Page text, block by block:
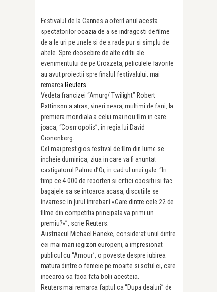
Festivalul de la Cannes a oferit anul acesta
spectatorilor ocazia de a se indragosti de filme,
de a le uri pe unele si de a rade pur si simplu de
altele. Spre deosebire de alte editii ale
evenimentului de pe Croazeta, peliculele favorite
au avut proiectii spre finalul festivalului, mai
remarca Reuters
Vedeta francizei “Amurg/ Twilight” Robert
Pattinson a atras, vineri seara, multimi de fani, la
premiera mondiala a celui mai nou film in care
joaca, “Cosmopolis”, in regia lui David
Cronenberg.
Cel mai prestigios festival de film din lume se
incheie duminica, ziua in care va fi anuntat
castigatorul Palme d’Or, in cadrul unei gale. “In
timp ce 4.000 de reporteri si critici obositi isi fac
bagajele sa se intoarca acasa, discutiile se
invartesc in jurul intrebarii «Care dintre cele 22 de
filme din competitia principala va primi un
premiu?»”, scrie Reuters.
Austriacul Michael Haneke, considerat unul dintre
cei mai mari regizori europeni, a impresionat
publicul cu “Amour”, o poveste despre iubirea
matura dintre o femeie pe moarte si sotul ei, care
incearca sa faca fata bolii acesteia.
Reuters mai remarca faptul ca “Dupa dealuri” de